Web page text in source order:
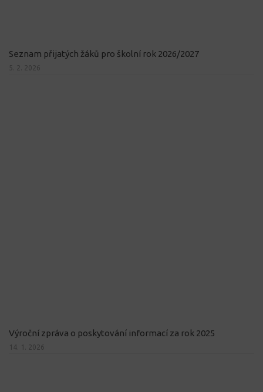
Seznam přijatých žáků pro školní rok 2026/2027
5. 2. 2026
Výroční zpráva o poskytování informací za rok 2025
14. 1. 2026